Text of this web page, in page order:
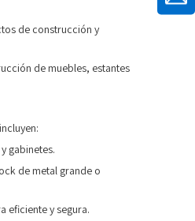
de construcción y
de muebles, estantes
gabinetes.
de metal grande o
eficiente y segura.